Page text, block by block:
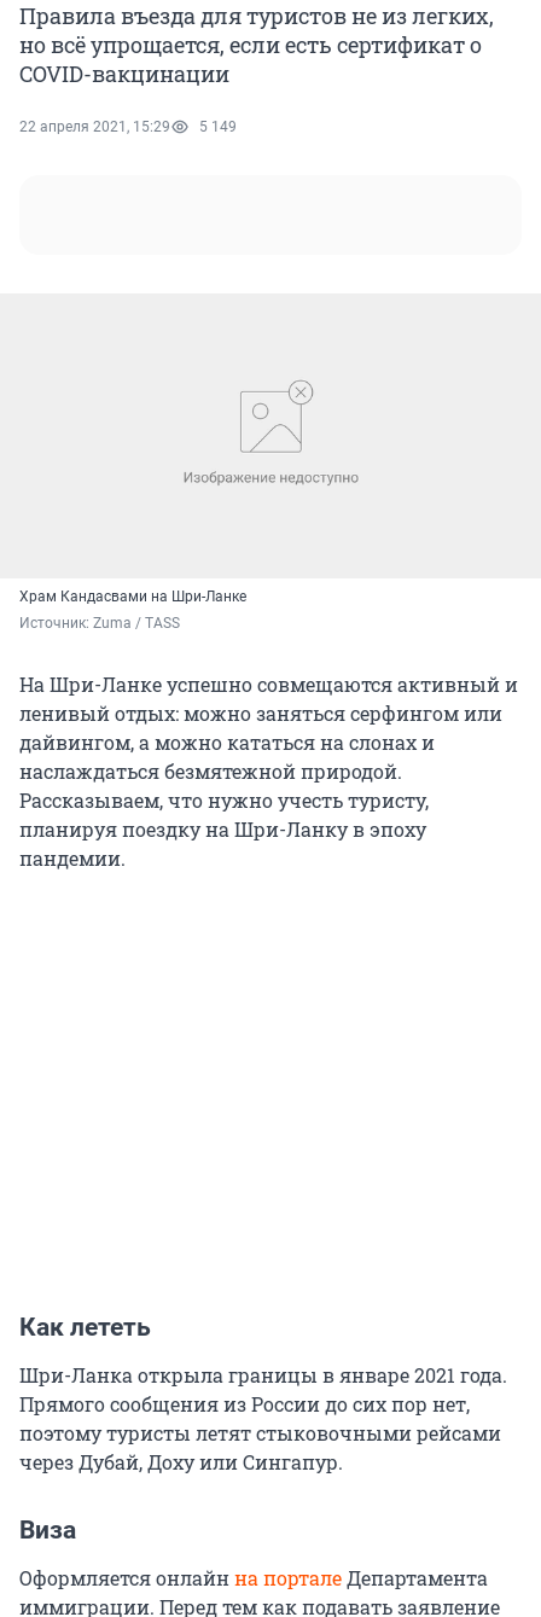
Правила въезда для туристов не из легких,
но всё упрощается, если есть сертификат о
COVID-вакцинации
22 апреля 2021, 15:29 5 149
Храм Кандасвами на Шри-Ланке
Источник: Zuma / TASS
На Шри-Ланке успешно совмещаются активный и
ленивый отдых: можно заняться серфингом или
дайвингом, а можно кататься на слонах и
наслаждаться безмятежной природой.
Рассказываем, что нужно учесть туристу,
планируя поездку на Шри-Ланку в эпоху
пандемии.
Как лететь
Шри-Ланка открыла границы в январе 2021 года.
Прямого сообщения из России до сих пор нет,
поэтому туристы летят стыковочными рейсами
через Дубай, Доху или Сингапур.
Виза
Оформляется онлайнна порталеДепартамента
иммиграции. Перед тем как подавать заявление